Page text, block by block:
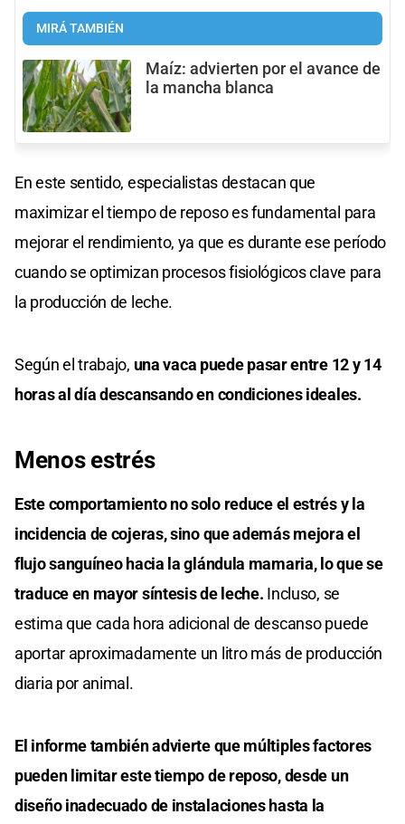
MIRÁ TAMBIÉN
Maíz: advierten por el avance de
la mancha blanca
En este sentido, especialistas destacan que
maximizar el tiempo de reposo es fundamental para
mejorar el rendimiento, ya que es durante ese período
cuando se optimizan procesos fisiológicos clave para
la producción de leche.
Según el trabajo, una vaca puede pasar entre 12 y 14
horas al día descansando en condiciones ideales.
Menos estrés
Este comportamiento no solo reduce el estrés y la
incidencia de cojeras, sino que además mejora el
flujo sanguíneo hacia la glándula mamaria, lo que se
traduce en mayor síntesis de leche. Incluso, se
estima que cada hora adicional de descanso puede
aportar aproximadamente un litro más de producción
diaria por animal.
El informe también advierte que múltiples factores
pueden limitar este tiempo de reposo, desde un
diseño inadecuado de instalaciones hasta la